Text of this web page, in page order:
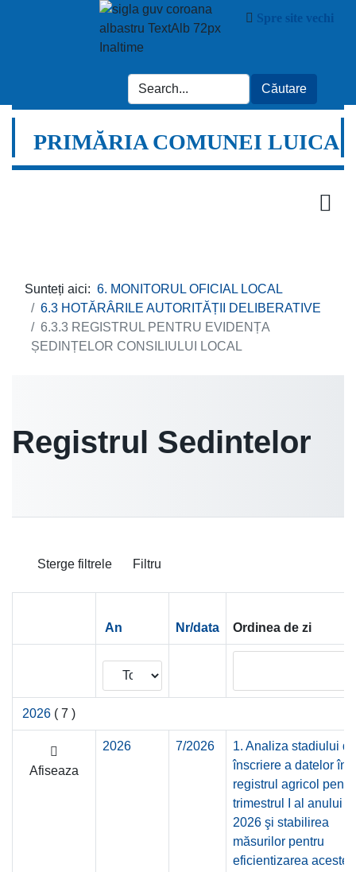
Spre site vechi
PRIMĂRIA COMUNEI LUICA
Sunteți aici: 6. MONITORUL OFICIAL LOCAL
6.3 HOTĂRÂRILE AUTORITĂȚII DELIBERATIVE
6.3.3 REGISTRUL PENTRU EVIDENȚA
ȘEDINȚELOR CONSILIULUI LOCAL
Registrul Sedintelor
Sterge filtrele Filtru
An Nr/data Ordinea de zi
2026 ( 7 )
Afiseaza
2026 7/2026
1. Analiza stadiului de
înscriere a datelor în
registrul agricol
trimestrul I al anului
2026 şi stabilirea
măsurilor pentru
eficientizarea acestei